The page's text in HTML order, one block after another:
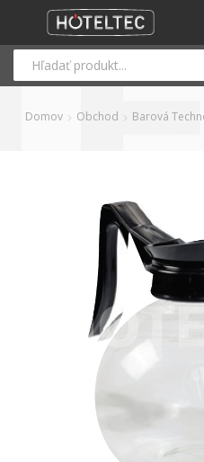
Domov Obchod Barová